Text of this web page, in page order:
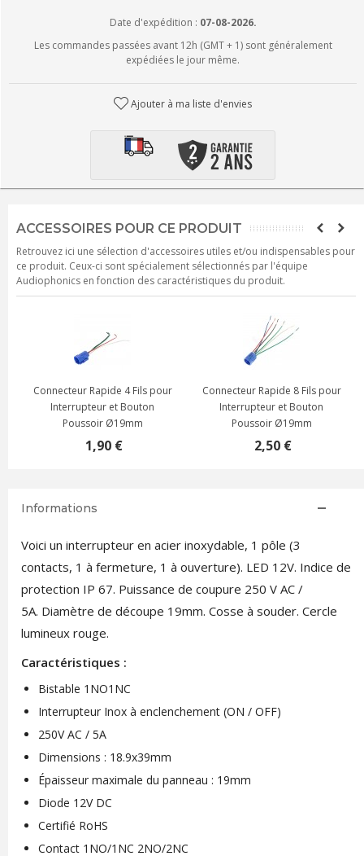
Date d'expédition : 07-08-2026.
Les commandes passées avant 12h (GMT + 1) sont généralement
expédiées le jour même.
Ajouter à ma liste d'envies
ACCESSOIRES POUR CE PRODUIT
Retrouvez ici une sélection d'accessoires utiles et/ou indispensables pour
ce produit. Ceux-ci sont spécialement sélectionnés par l'équipe
Audiophonics en fonction des caractéristiques du produit.
Connecteur Rapide 4 Fils pour
Interrupteur et Bouton
Poussoir Ø19mm
1,90 €
Connecteur Rapide 8 Fils pour
Interrupteur et Bouton
Poussoir Ø19mm
2,50 €
Informations
Voici un interrupteur en acier inoxydable, 1 pôle (3
contacts, 1 à fermeture, 1 à ouverture). LED 12V. Indice de
protection IP 67. Puissance de coupure 250 V AC /
5A. Diamètre de découpe 19mm. Cosse à souder. Cercle
lumineux rouge.
Caractéristiques :
Bistable 1NO1NC
Interrupteur Inox à enclenchement (ON / OFF)
250V AC / 5A
Dimensions : 18.9x39mm
Épaisseur maximale du panneau : 19mm
Diode 12V DC
Certifié RoHS
Contact 1NO/1NC 2NO/2NC